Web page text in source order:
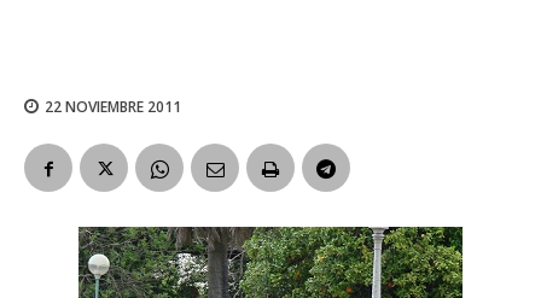
22 NOVIEMBRE 2011